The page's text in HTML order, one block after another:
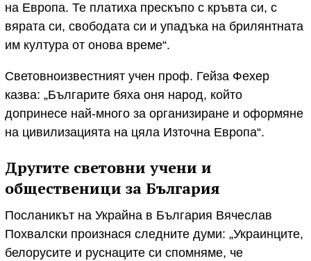
на Европа. Те платиха прескъпо с кръвта си, с
вярата си, свободата си и упадъка на брилянтната
им култура от онова време“.
Световноизвестният учен проф. Гейза Фехер
казва: „Българите бяха оня народ, който
допринесе най-много за организиране и оформяне
на цивилизацията на цяла Източна Европа“.
Другите световни учени и
общественици за България
Посланикът на Украйна в България Вячеслав
Похвалски произнася следните думи: „Украинците,
белорусите и руснаците си спомняме, че